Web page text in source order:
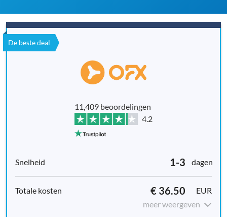
De beste deal
11,409 beoordelingen
4.2
1-3 dagen
€ 36.50
EUR
meer weergeven